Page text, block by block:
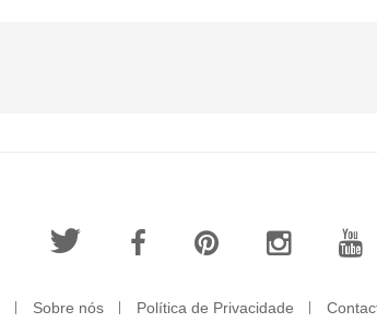
Sobre nós Política de Privacidade